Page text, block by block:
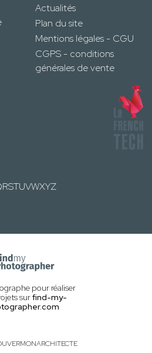
Actualités
Plan du site
Mentions légales - CGU
CGPS - conditions
générales de vente
RSTUVWXYZ
pour réaliser
surfind-my-